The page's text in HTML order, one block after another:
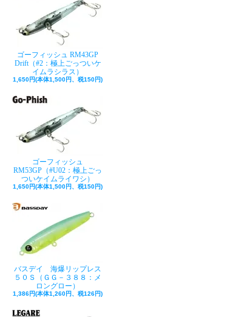
ゴーフィッシュ RM43GP
Drift（#2：極上ごっついケ
イムラシラス）
1,650円(本体1,500円、税150円)
ゴーフィッシュ
RM53GP（#U02：極上ごっ
ついケイムライワシ）
1,650円(本体1,500円、税150円)
バスデイ 海爆リップレス
５０Ｓ（ＧＧ－３８８：メ
ロングロー）
1,386円(本体1,260円、税126円)